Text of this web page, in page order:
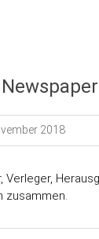
2018
Verleger,
zusammen.